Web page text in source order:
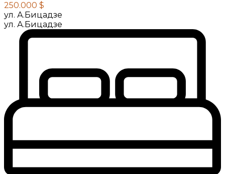
250.000 $
ул. А.Бицадзе
ул. А.Бицадзе